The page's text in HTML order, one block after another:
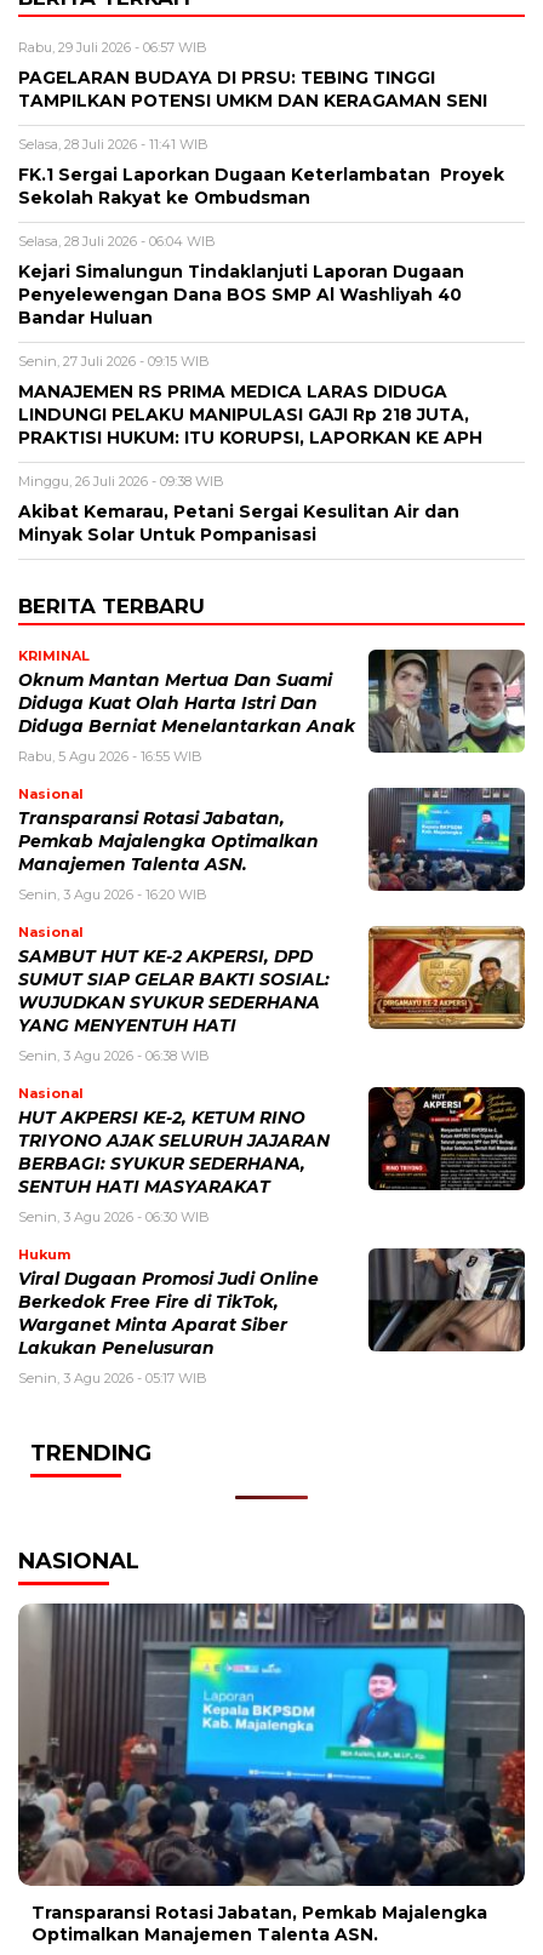
Rabu, 29 Juli 2026 - 06:57 WIB
PAGELARAN BUDAYA DI PRSU: TEBING TINGGI
TAMPILKAN POTENSI UMKM DAN KERAGAMAN SENI
Selasa, 28 Juli 2026 - 11:41 WIB
FK.1 Sergai Laporkan Dugaan Keterlambatan Proyek
Sekolah Rakyat ke Ombudsman
Selasa, 28 Juli 2026 - 06:04 WIB
Kejari Simalungun Tindaklanjuti Laporan Dugaan
Penyelewengan Dana BOS SMP Al Washliyah 40
Bandar Huluan
Senin, 27 Juli 2026 - 09:15 WIB
MANAJEMEN RS PRIMA MEDICA LARAS DIDUGA
LINDUNGI PELAKU MANIPULASI GAJI Rp 218 JUTA,
PRAKTISI HUKUM: ITU KORUPSI, LAPORKAN KE APH
Minggu, 26 Juli 2026 - 09:38 WIB
Akibat Kemarau, Petani Sergai Kesulitan Air dan
Minyak Solar Untuk Pompanisasi
BERITA TERBARU
KRIMINAL
Oknum Mantan Mertua Dan Suami
Diduga Kuat Olah Harta Istri Dan
Diduga Berniat Menelantarkan Anak
Rabu, 5 Agu 2026 - 16:55 WIB
Nasional
Transparansi Rotasi Jabatan,
Pemkab Majalengka Optimalkan
Manajemen Talenta ASN.
Senin, 3 Agu 2026 - 16:20 WIB
Nasional
SAMBUT HUT KE-2 AKPERSI, DPD
SUMUT SIAP GELAR BAKTI SOSIAL:
WUJUDKAN SYUKUR SEDERHANA
YANG MENYENTUH HATI
Senin, 3 Agu 2026 - 06:38 WIB
Nasional
HUT AKPERSI KE-2, KETUM RINO
TRIYONO AJAK SELURUH JAJARAN
BERBAGI: SYUKUR SEDERHANA,
SENTUH HATI MASYARAKAT
Senin, 3 Agu 2026 - 06:30 WIB
Hukum
Viral Dugaan Promosi Judi Online
Berkedok Free Fire di TikTok,
Warganet Minta Aparat Siber
Lakukan Penelusuran
Senin, 3 Agu 2026 - 05:17 WIB
TRENDING
NASIONAL
Transparansi Rotasi Jabatan, Pemkab Majalengka
Optimalkan Manajemen Talenta ASN.